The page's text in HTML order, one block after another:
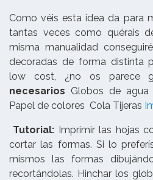
Como véis esta idea da para
tantas veces como quérais
misma manualidad
decoradas de forma distinta
low cost, ¿no os parece
necesarios Globos de
Papel de colores Cola Tijeras
Tutorial: Imprimir las hojas
cortar las formas. Si lo
mismos las formas
recortándolas. Hinchar los